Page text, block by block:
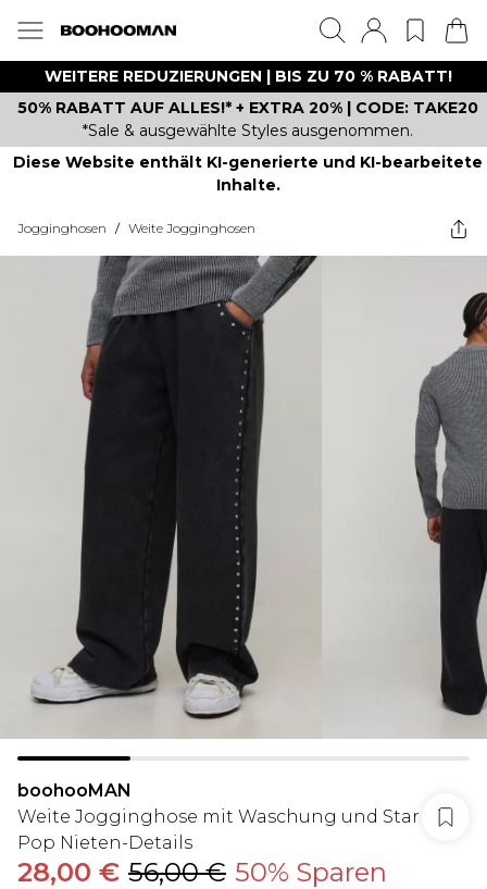
WEITERE REDUZIERUNGEN | BIS ZU 70 % RABATT!
50% RABATT AUF ALLES!* + EXTRA 20% | CODE: TAKE20
*Sale & ausgewählte Styles ausgenommen.
Diese Website enthält KI-generierte und KI-bearbeitete
Inhalte.
Jogginghosen / Weite Jogginghosen
boohooMAN
Weite Jogginghose mit Waschung und Star
Pop Nieten-Details
28,00 € 56,00 € 50% Sparen